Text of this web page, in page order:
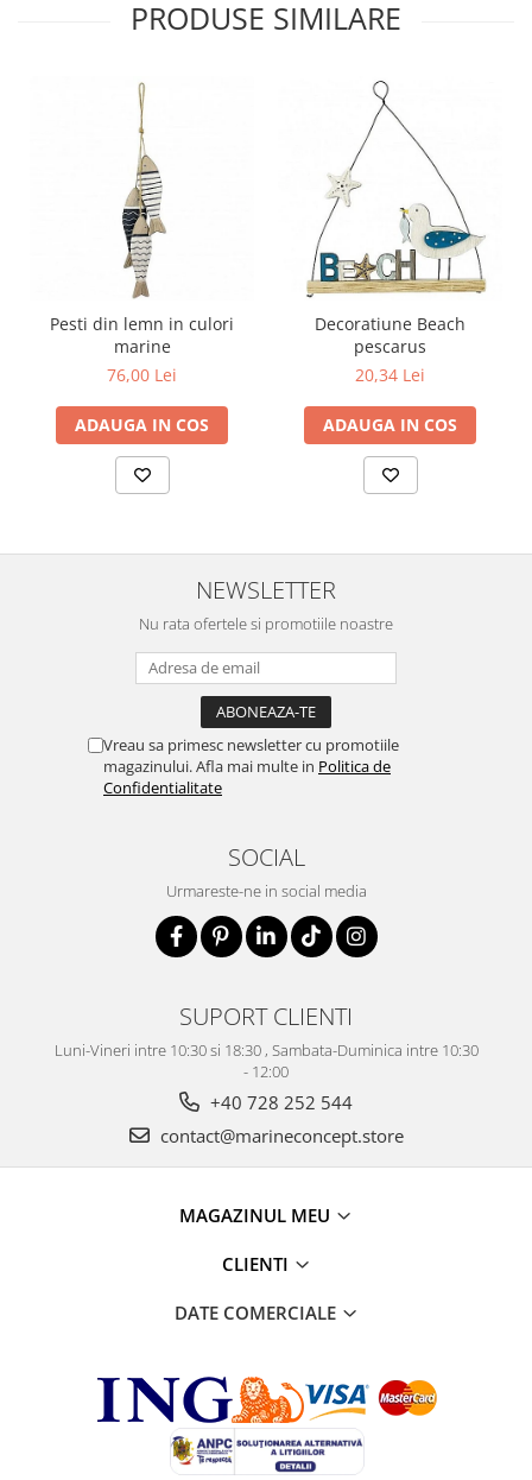
PRODUSE SIMILARE
Pesti din lemn in culori
marine
76,00 Lei
ADAUGA IN COS
Decoratiune Beach
pescarus
20,34 Lei
ADAUGA IN COS
NEWSLETTER
Nu rata ofertele si promotiile noastre
Vreau sa primesc newsletter cu promotiile
magazinului. Afla mai multe in Politica de
Confidentialitate
SOCIAL
Urmareste-ne in social media
SUPORT CLIENTI
Luni-Vineri intre 10:30 si 18:30 , Sambata-Duminica intre 10:30
- 12:00
+40 728 252 544
contact@marineconcept.store
MAGAZINUL MEU
CLIENTI
DATE COMERCIALE